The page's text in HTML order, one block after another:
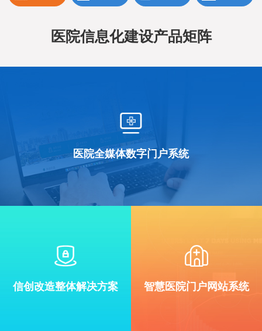
医院信息化建设产品矩阵
医院全媒体数字门户系统
信创改造整体解决方案 智慧医院门户网站系统